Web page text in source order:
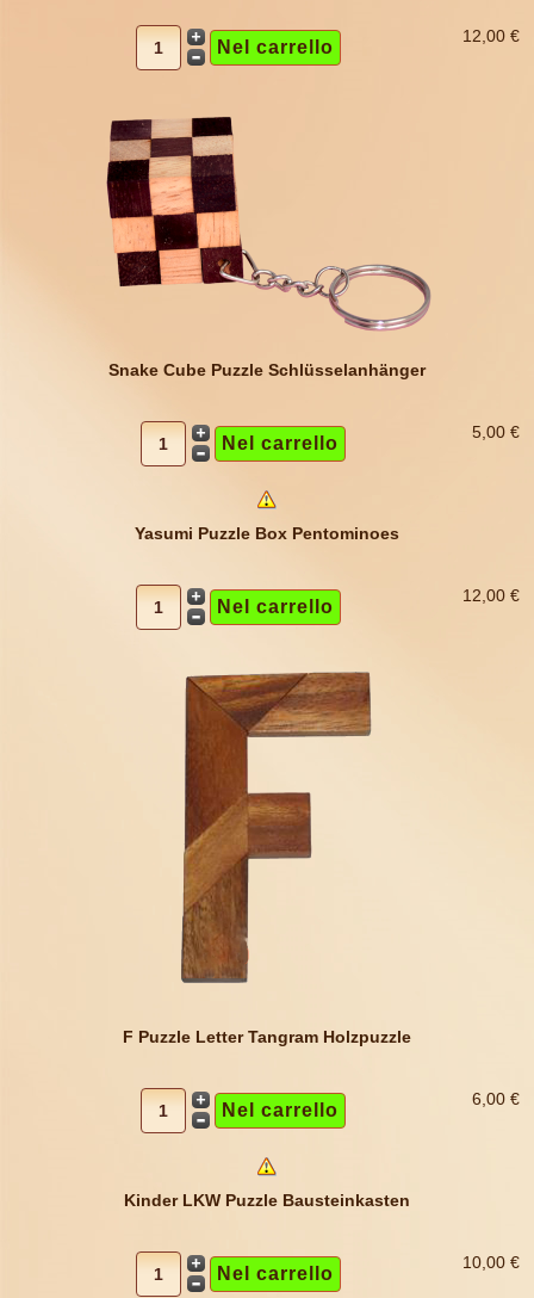
12,00 €
Snake Cube Puzzle Schlüsselanhänger
5,00 €
Yasumi Puzzle Box Pentominoes
12,00 €
F Puzzle Letter Tangram Holzpuzzle
6,00 €
Kinder LKW Puzzle Bausteinkasten
10,00 €